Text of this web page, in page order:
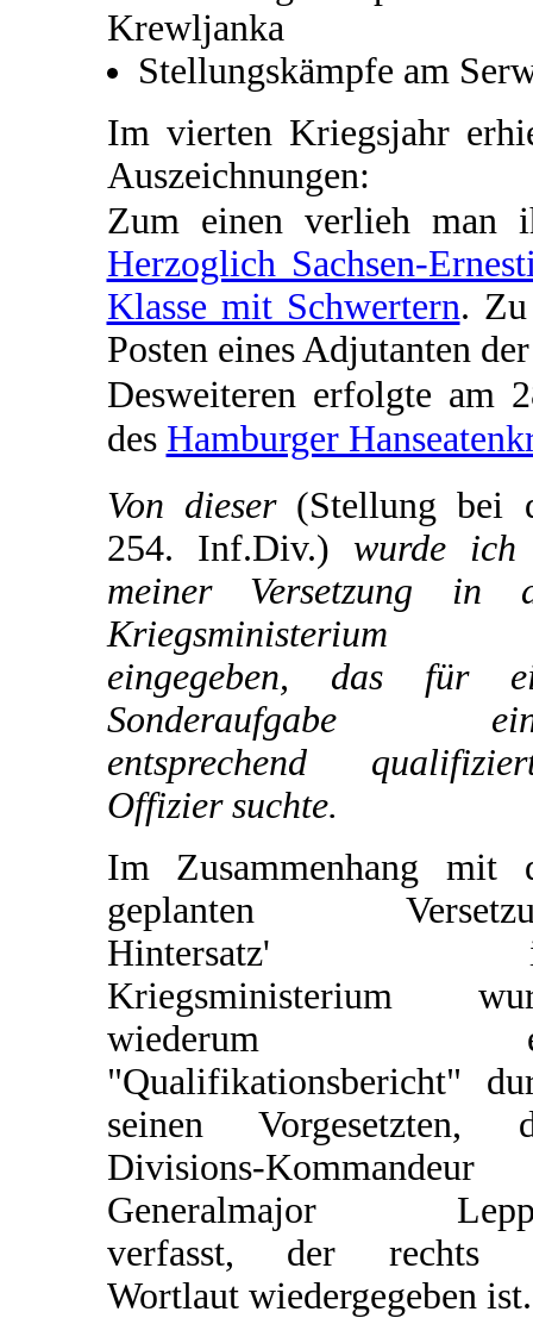
Krewljanka
Stellungskämpfe am
Im vierten Kriegsjahr
Auszeichnungen:
Zum einen verlieh
Herzoglich Sachsen-
Klasse mit Schwertern. Zu
Posten eines Adjutanten
Desweiteren erfolgte am
des Hamburger
Von dieser (Stellung bei
254. Inf.Div.) wurde ich
meiner Versetzung in
Kriegsministerium
eingegeben, das für
Sonderaufgabe
entsprechend
Offizier suchte.
Im Zusammenhang mit
geplanten
Hintersatz'
Kriegsministerium
wiederum
"Qualifikationsbericht"
seinen Vorgesetzten,
Divisions-Kommandeur
Generalmajor
verfasst, der rechts
Wortlaut wiedergegeben ist.